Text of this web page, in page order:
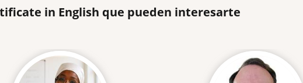
in English que pueden interesarte